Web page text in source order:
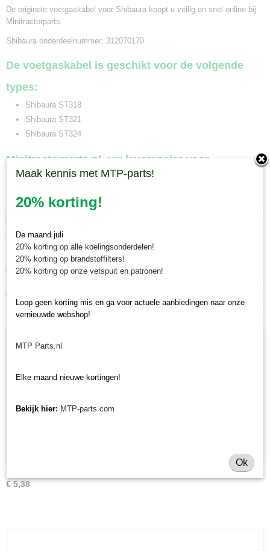
De originele voetgaskabel voor Shibaura koopt u veilig en snel online bij
Minitractorparts.
Shibaura onderdeelnummer: 312070170
De voetgaskabel is geschikt voor de volgende
types:
Shibaura ST318
Shibaura ST321
Shibaura ST324
Minitractorparts.nl, uw leverancier voor
minitrekker onderdelen!
Minitractorparts heeft een groot assortiment onderdelen op het gebied van
minitractoren, miditractoren, compacttractoren en aanbouwwerktuigen. Wij
verkopen deze onderdelen met als specialisme de Japanse
minitractormerken Yanmar, Iseki, Kubota en Shibaura.
Minitractorparts.nl heeft een groot assortiment onderdelen, waaronder
deze voetgaskabel, voor uw ST 318, ST 321 en ST 324.
ons volledige
Ook interessant
€ 5,38
Maak kennis met MTP-parts!
20% korting!
De maand juli
20% korting op alle koelingsonderdelen!
20% korting op brandstoffilters!
20% korting op onze vetspuit en patronen!
Loop geen korting mis en ga voor actuele aanbiedingen naar onze
vernieuwde webshop!
MTP Parts.nl
Elke maand nieuwe kortingen!
Bekijk hier: MTP-parts.com
Ok